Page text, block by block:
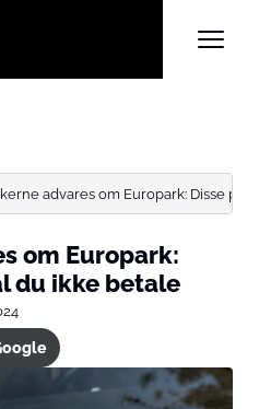
advares om Europark: Disse p-
om Europark:
du ikke betale